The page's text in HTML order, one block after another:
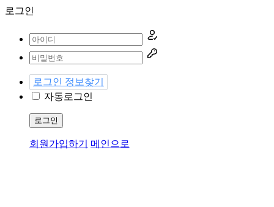
로그인
로그인 정보찾기
자동로그인
로그인
회원가입하기 메인으로